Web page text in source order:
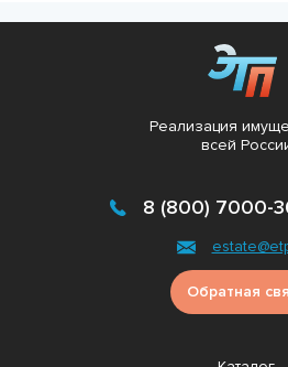
Реализация
всей
8 (800) 7000-
Обратная